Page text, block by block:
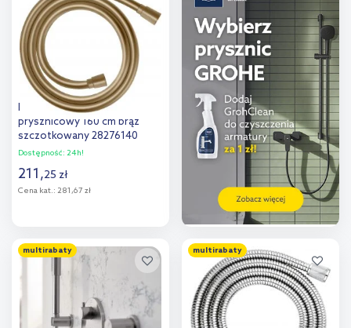
porównania porównania
Hansgrohe Isiflex wąż
prysznicowy 160 cm brąz
szczotkowany 28276140
Dostępność: 24h!
211,25 zł
Cena kat.: 281,67 zł
Dodaj do
porównania
multirabaty multirabaty